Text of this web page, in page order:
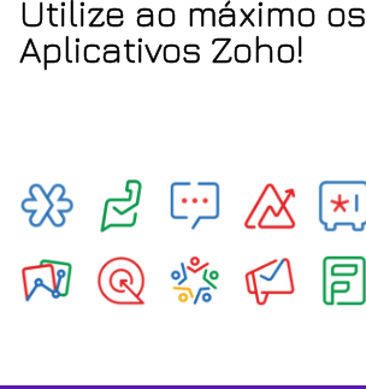
Utilize ao máximo os
Aplicativos Zoho!